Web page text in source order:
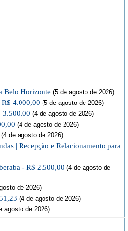
Belo Horizonte (5 de agosto de 2026)
4.000,00 (5 de agosto de 2026)
3.500,00 (4 de agosto de 2026)
(4 de agosto de 2026)
(4 de agosto de 2026)
| Recepção e Relacionamento para
- R$ 2.500,00 (4 de agosto de
de 2026)
(4 de agosto de 2026)
agosto de 2026)